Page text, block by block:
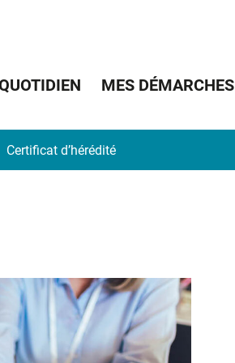
Facebook
compte Instagram
le compte Linkedin
MES DÉMARCHES
Certificat d’hérédité